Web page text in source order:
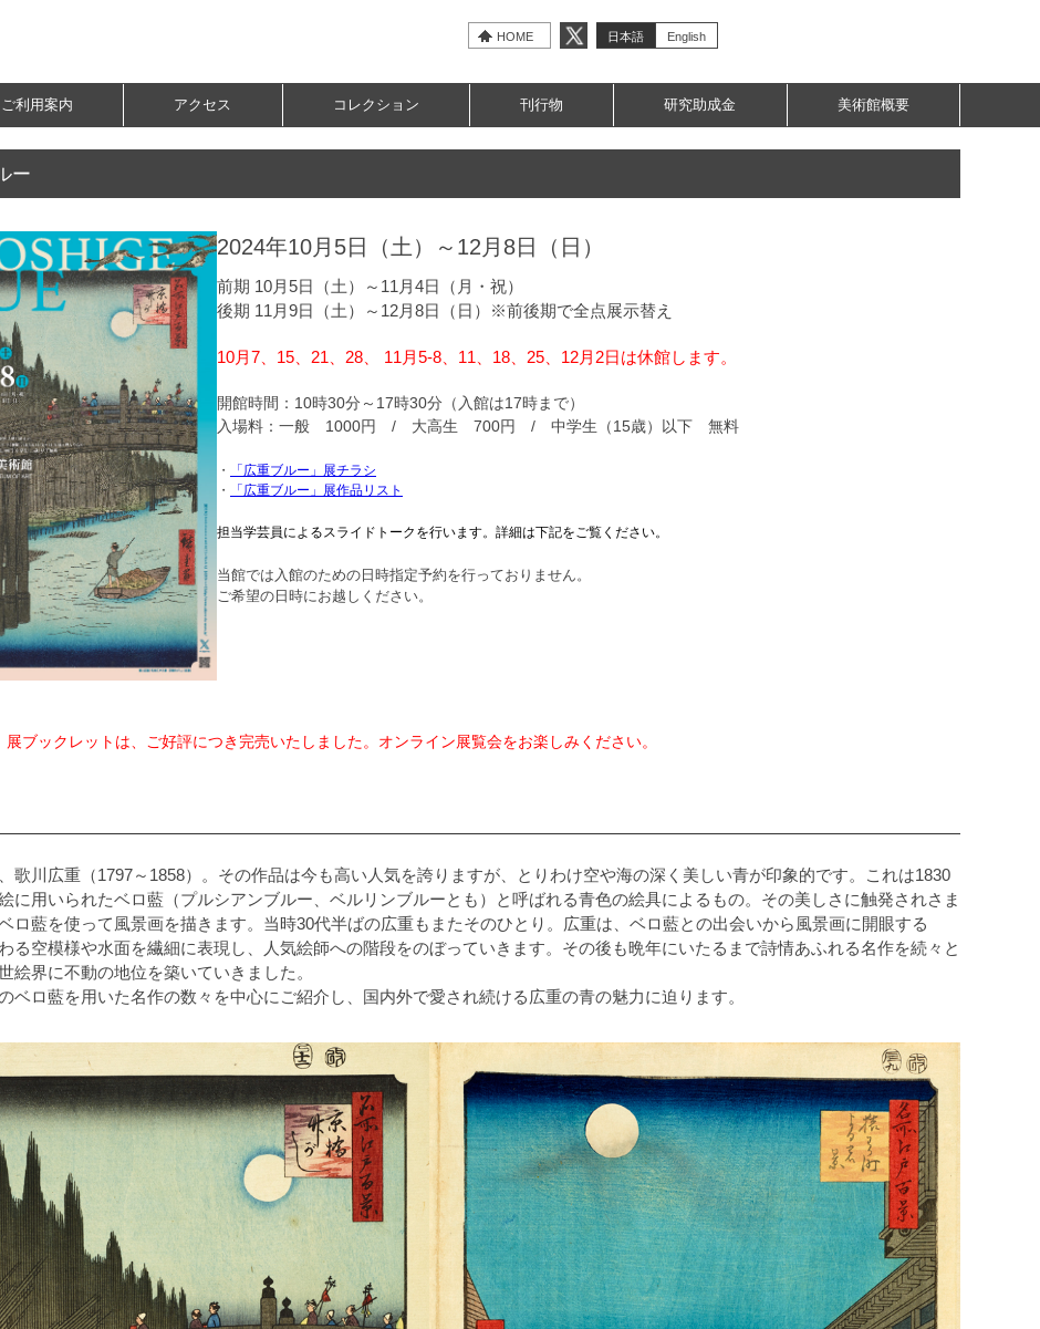
HOME 日本語 English
ご利用案内 アクセス コレクション 刊行物 研究助成金 美術館概要
ー
2024年10月5日（土）～12月8日（日）
前期 10月5日（土）～11月4日（月・祝）
後期 11月9日（土）～12月8日（日）※前後期で全点展示替え
10月7、15、21、28、 11月5-8、11、18、25、12月2日は休館します。
開館時間：10時30分～17時30分（入館は17時まで）
入場料：一般 1000円 / 大高生 700円 / 中学生（15歳）以下 無料
・
「広重ブルー」展チラシ
・
「広重ブルー」展作品リスト
担当学芸員によるスライドトークを行います。詳細は下記をご覧ください。
当館では入館のための日時指定予約を行っておりません。
ご希望の日時にお越しください。
展ブックレットは、ご好評につき完売いたしました。オンライン展覧会をお楽しみください。
歌川広重（1797～1858）。その作品は今も高い人気を誇りますが、とりわけ空や海の深く美しい青が印象的です。これは1830
に用いられたベロ藍（プルシアンブルー、ベルリンブルーとも）と呼ばれる青色の絵具によるもの。その美しさに触発されさま
ロ藍を使って風景画を描きます。当時30代半ばの広重もまたそのひとり。広重は、ベロ藍との出会いから風景画に開眼する
る空模様や水面を繊細に表現し、人気絵師への階段をのぼっていきます。その後も晩年にいたるまで詩情あふれる名作を続々と
絵界に不動の地位を築いていきました。
ベロ藍を用いた名作の数々を中心にご紹介し、国内外で愛され続ける広重の青の魅力に迫ります。